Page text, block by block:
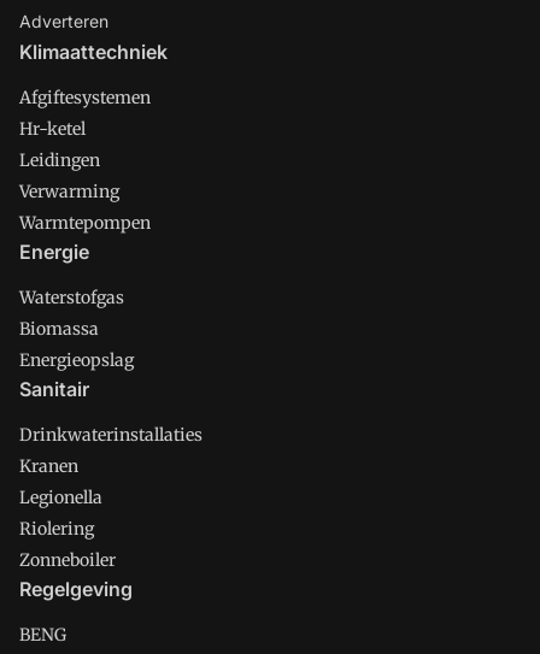
Adverteren
Klimaattechniek
Afgiftesystemen
Hr-ketel
Leidingen
Verwarming
Warmtepompen
Energie
Waterstofgas
Biomassa
Energieopslag
Sanitair
Drinkwaterinstallaties
Kranen
Legionella
Riolering
Zonneboiler
Regelgeving
BENG